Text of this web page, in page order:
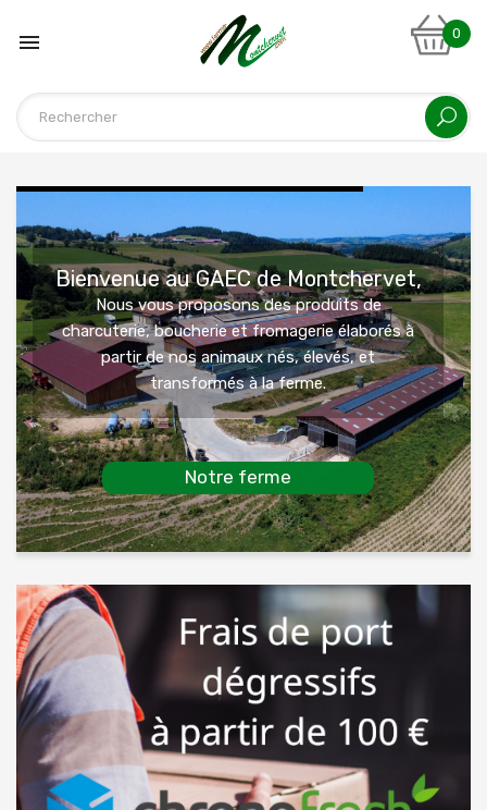
 0
Bienvenue au GAEC de Montchervet,
Nous vous proposons des produits de
charcuterie, boucherie et fromagerie élaborés à
partir de nos animaux nés, élevés, et
transformés à la ferme.
Notre ferme